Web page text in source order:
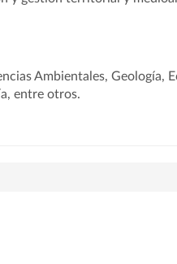
Ambientales, Geología,
entre otros.